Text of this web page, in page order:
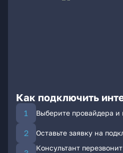
Как подключить
Выберите провайдера
Оставьте заявку на
Консультант